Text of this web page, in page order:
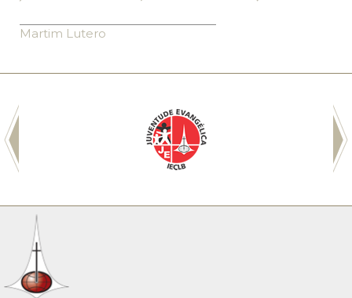
Martim Lutero